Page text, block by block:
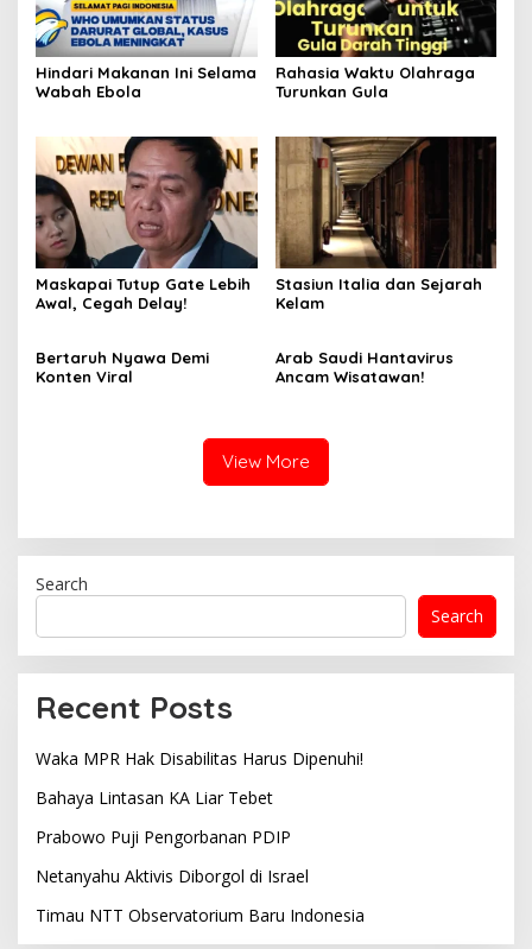
Hindari Makanan Ini Selama
Wabah Ebola
Rahasia Waktu Olahraga
Turunkan Gula
Maskapai Tutup Gate Lebih
Awal, Cegah Delay!
Stasiun Italia dan Sejarah
Kelam
Bertaruh Nyawa Demi
Konten Viral
Arab Saudi Hantavirus
Ancam Wisatawan!
View More
Search
Search
Recent Posts
Waka MPR Hak Disabilitas Harus Dipenuhi!
Bahaya Lintasan KA Liar Tebet
Prabowo Puji Pengorbanan PDIP
Netanyahu Aktivis Diborgol di Israel
Timau NTT Observatorium Baru Indonesia